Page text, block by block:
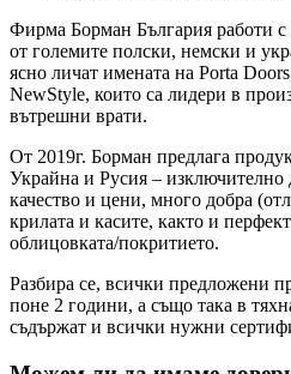
Фирма Борман България работи
от големите полски, немски и
ясно личат имената на Porta
NewStyle, които са лидери в
вътрешни врати.
От 2019г. Борман предлага
Украйна и Русия – изключително
качество и цени, много добра
крилата и касите, както и
облицовката/покритието.
Разбира се, всички предложени
поне 2 години, а също така в
съдържат и всички нужни